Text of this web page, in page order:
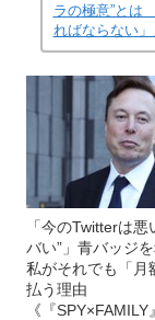
ラの極意”とは
ればならない
「今のTwitterは悪
バい”」青バッジ
私がそれでも「月
払う理由
《『